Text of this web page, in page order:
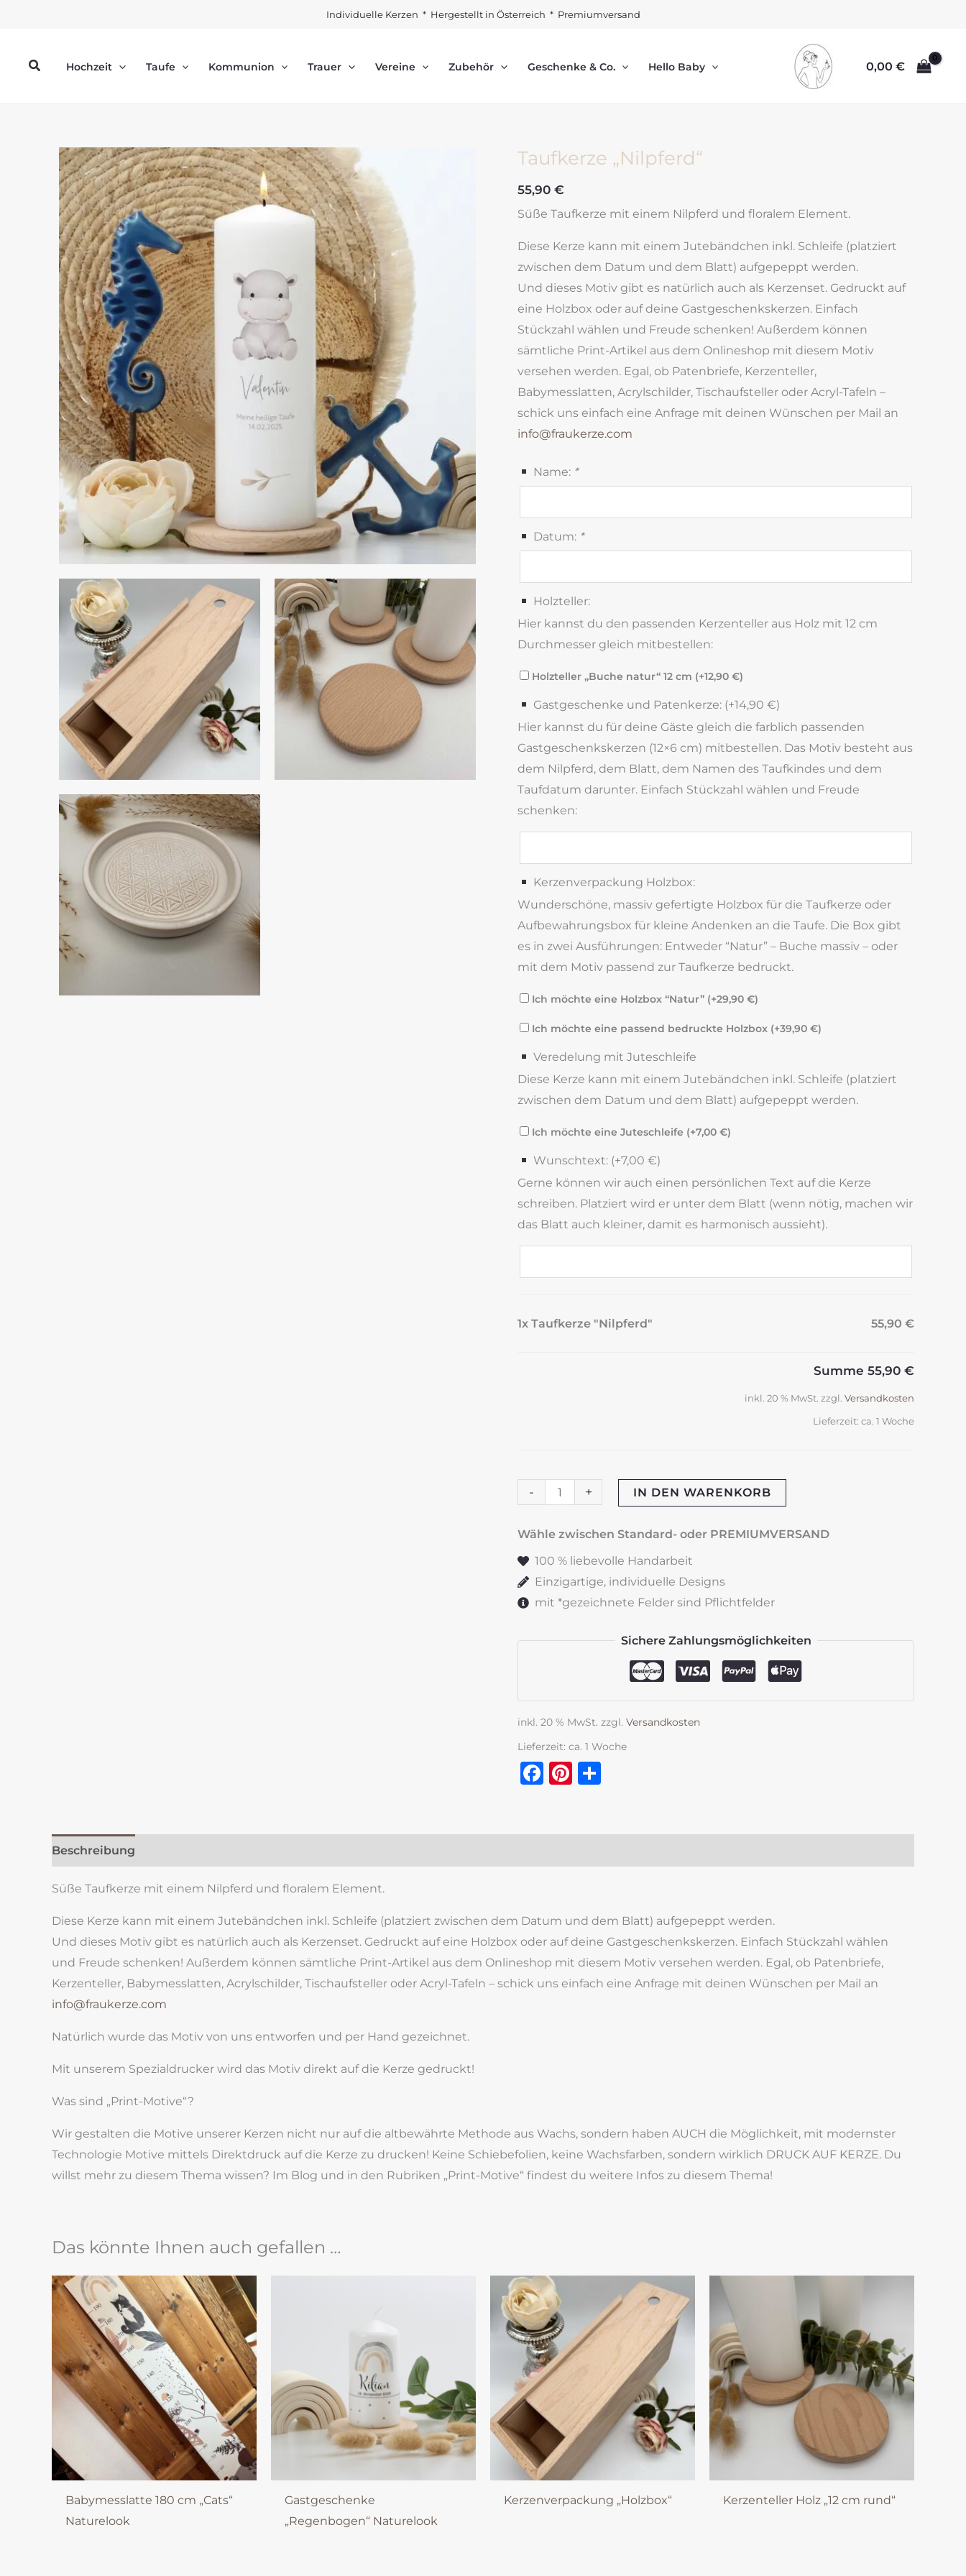
Individuelle Kerzen * Hergestellt in Österreich * Premiumversand
SuchenHochzeit Taufe Kommunion Trauer Vereine Zubehör Geschenke & Co. Hello Baby 0,00 €
Taufkerze „Nilpferd“
55,90 €
Süße Taufkerze mit einem Nilpferd und floralem Element.
Diese Kerze kann mit einem Jutebändchen inkl. Schleife (platziert
zwischen dem Datum und dem Blatt) aufgepeppt werden.
Und dieses Motiv gibt es natürlich auch als Kerzenset. Gedruckt auf
eine Holzbox oder auf deine Gastgeschenkskerzen. Einfach
Stückzahl wählen und Freude schenken! Außerdem können
sämtliche Print-Artikel aus dem Onlineshop mit diesem Motiv
versehen werden. Egal, ob Patenbriefe, Kerzenteller,
Babymesslatten, Acrylschilder, Tischaufsteller oder Acryl-Tafeln –
schick uns einfach eine Anfrage mit deinen Wünschen per Mail an
info@fraukerze.com
Name: *
Datum: *
Holzteller:
Hier kannst du den passenden Kerzenteller aus Holz mit 12 cm
Durchmesser gleich mitbestellen:
Holzteller „Buche natur“ 12 cm (+12,90 €)
Gastgeschenke und Patenkerze: (+14,90€)
Hier kannst du für deine Gäste gleich die farblich passenden
Gastgeschenkskerzen (12×6 cm) mitbestellen. Das Motiv besteht aus
dem Nilpferd, dem Blatt, dem Namen des Taufkindes und dem
Taufdatum darunter. Einfach Stückzahl wählen und Freude
schenken:
Kerzenverpackung Holzbox:
Wunderschöne, massiv gefertigte Holzbox für die Taufkerze oder
Aufbewahrungsbox für kleine Andenken an die Taufe. Die Box gibt
es in zwei Ausführungen: Entweder “Natur” – Buche massiv – oder
mit dem Motiv passend zur Taufkerze bedruckt.
Ich möchte eine Holzbox “Natur” (+29,90 €)
Ich möchte eine passend bedruckte Holzbox (+39,90 €)
Veredelung mit Juteschleife
Diese Kerze kann mit einem Jutebändchen inkl. Schleife (platziert
zwischen dem Datum und dem Blatt) aufgepeppt werden.
Ich möchte eine Juteschleife (+7,00 €)
Wunschtext: (+7,00€)
Gerne können wir auch einen persönlichen Text auf die Kerze
schreiben. Platziert wird er unter dem Blatt (wenn nötig, machen wir
das Blatt auch kleiner, damit es harmonisch aussieht).
1x Taufkerze "Nilpferd" 55,90 €
Summe 55,90 €
inkl. 20 % MwSt. zzgl. Versandkosten
Lieferzeit: ca. 1 Woche
-
Taufkerze
Menge
+ IN DEN WARENKORB
Wähle zwischen Standard- oder PREMIUMVERSAND
100 % liebevolle Handarbeit
Einzigartige, individuelle Designs
mit *gezeichnete Felder sind Pflichtfelder
Sichere Zahlungsmöglichkeiten
inkl. 20 % MwSt. zzgl. Versandkosten
Lieferzeit: ca. 1 Woche
Facebook
Pinterest
Beschreibung
Süße Taufkerze mit einem Nilpferd und floralem Element.
Diese Kerze kann mit einem Jutebändchen inkl. Schleife (platziert zwischen dem Datum und dem Blatt) aufgepeppt werden.
Und dieses Motiv gibt es natürlich auch als Kerzenset. Gedruckt auf eine Holzbox oder auf deine Gastgeschenkskerzen. Einfach Stückzahl wählen
und Freude schenken! Außerdem können sämtliche Print-Artikel aus dem Onlineshop mit diesem Motiv versehen werden. Egal, ob Patenbriefe,
Kerzenteller, Babymesslatten, Acrylschilder, Tischaufsteller oder Acryl-Tafeln – schick uns einfach eine Anfrage mit deinen Wünschen per Mail an
info@fraukerze.com
Natürlich wurde das Motiv von uns entworfen und per Hand gezeichnet.
Mit unserem Spezialdrucker wird das Motiv direkt auf die Kerze gedruckt!
Was sind „Print-Motive“?
Wir gestalten die Motive unserer Kerzen nicht nur auf die altbewährte Methode aus Wachs, sondern haben AUCH die Möglichkeit, mit modernster
Technologie Motive mittels Direktdruck auf die Kerze zu drucken! Keine Schiebefolien, keine Wachsfarben, sondern wirklich DRUCK AUF KERZE. Du
willst mehr zu diesem Thema wissen? Im Blog und in den Rubriken „Print-Motive“ findest du weitere Infos zu diesem Thema!
Das könnte Ihnen auch gefallen …
Babymesslatte 180 cm „Cats“
Naturelook
Gastgeschenke
„Regenbogen“ Naturelook
Kerzenverpackung „Holzbox“ Kerzenteller Holz „12 cm rund“